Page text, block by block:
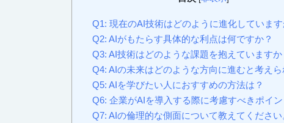
Q1: 現在のAI技術はどのように進化しています
Q2: AIがもたらす具体的な利点は何ですか？
Q3: AI技術はどのような課題を抱えていますか
Q4: AIの未来はどのような方向に進むと考えら
Q5: AIを学びたい人におすすめの方法は？
Q6: 企業がAIを導入する際に考慮すべきポイン
Q7: AIの倫理的な側面について教えてください